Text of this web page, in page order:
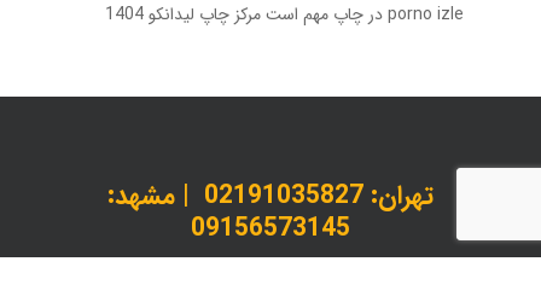
porno izleدر چاپ مهم است مرکز چاپ لیدانکو 1404
تهران: 02191035827 | مشهد:
09156573145